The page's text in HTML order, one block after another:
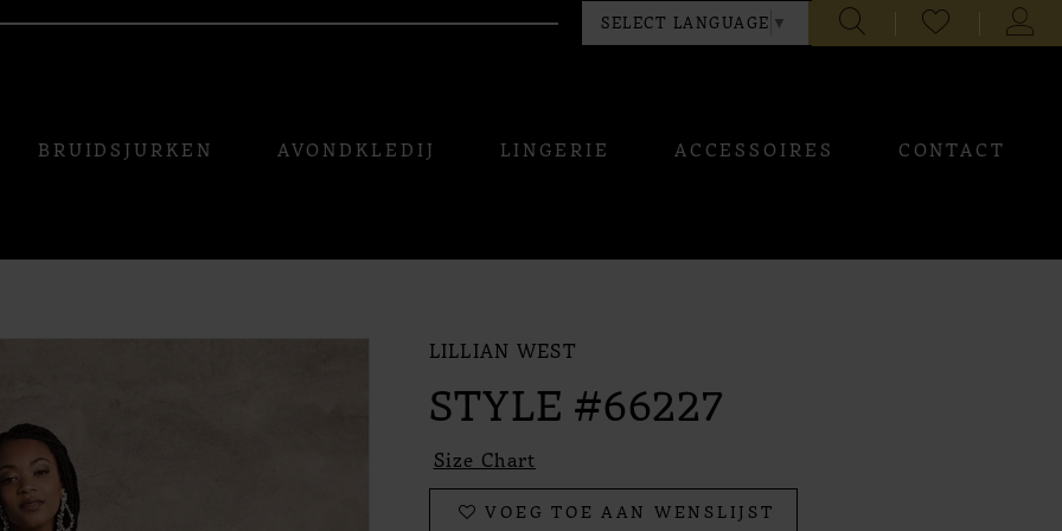
SELECT LANGUAGE ▼
CHECK
WISHLIST
BRUIDSJURKEN AVONDKLEDIJ LINGERIE ACCESSOIRES CONTACT
LILLIAN WEST
STYLE #66227
Size Chart
VOEG TOE AAN WENSLIJST